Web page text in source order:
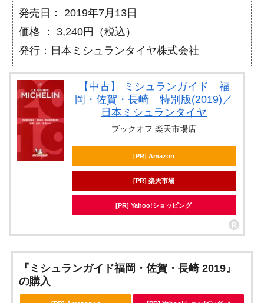
発売日： 2019年7月13日
価格 ： 3,240円（税込）
発行：日本ミシュランタイヤ株式会社
【中古】 ミシュランガイド 福
岡・佐賀・長崎 特別版(2019)／
日本ミシュランタイヤ
ブックオフ 楽天市場店
[PR] Amazon
[PR] 楽天市場
[PR] Yahoo!ショッピング
『ミシュランガイド福岡・佐賀・長崎 2019』
の購入